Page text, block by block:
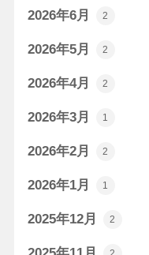
2026年6月 2
2026年5月 2
2026年4月 2
2026年3月 1
2026年2月 2
2026年1月 1
2025年12月 2